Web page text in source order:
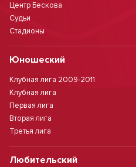
Центр Бескова
Судьи
Стадионы
Юношеский
Клубная лига 2009-2011
Клубная лига
Первая лига
Вторая лига
Третья лига
Любительский